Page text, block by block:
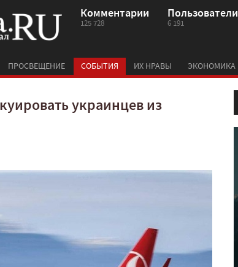
Комментарии
125 728
Пользователи
6 191
ПРОСВЕЩЕНИЕ СОБЫТИЯ ИХ НРАВЫ ЭКОНОМИКА
украинцев из